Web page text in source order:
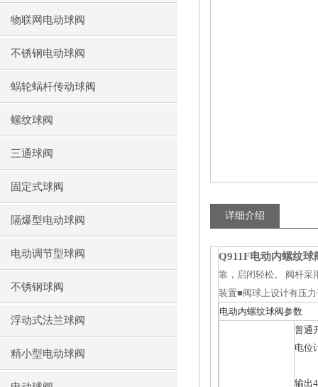
物联网电动球阀
不锈钢电动球阀
蜗轮蜗杆传动球阀
螺纹球阀
三通球阀
固定式球阀
隔爆型电动球阀
电动调节型球阀
不锈钢球阀
浮动式法兰球阀
精小型电动球阀
详细介绍
Q911F电动内螺纹球
靠，启闭轻松。
阀杆采
装置■阀球上设计有压
电动内螺纹球阀参数
普通
电位
输出